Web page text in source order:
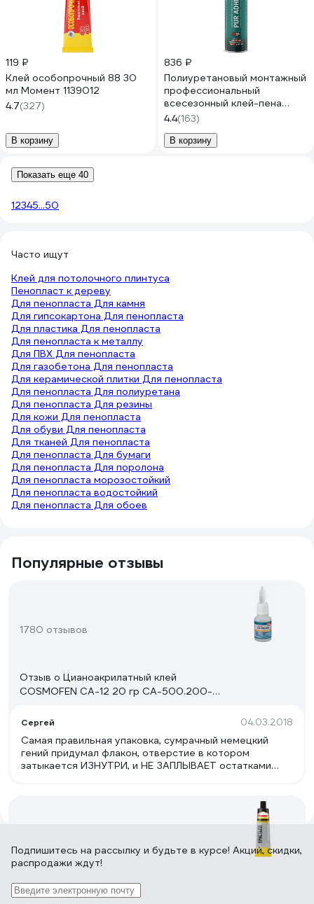
119 ₽
Клей особопрочный 88 30
мл Момент 1139012
4.7(327)
В корзину
836 ₽
Полиуретановый монтажный
профессиональный
всесезонный клей-пена
KUDO PROFF 14+ APS 1000
мл KUPP10UAPS
4.4(163)
В корзину
Показать еще 40
12345...50
Часто ищут
Клей для потолочного плинтуса
Пенопласт к дереву
Для пенопласта Для камня
Для гипсокартона Для пенопласта
Для пластика Для пенопласта
Для пенопласта к металлу
Для ПВХ Для пенопласта
Для газобетона Для пенопласта
Для керамической плитки Для пенопласта
Для пенопласта Для полиуретана
Для пенопласта Для резины
Для кожи Для пенопласта
Для обуви Для пенопласта
Для тканей Для пенопласта
Для пенопласта Для бумаги
Для пенопласта Для поролона
Для пенопласта морозостойкий
Для пенопласта водостойкий
Для пенопласта Для обоев
Популярные отзывы
1780 отзывов
Отзыв о Цианоакрилатный клей
COSMOFEN CA-12 20 гр CA-500.200-
Сергей 04.03.2018
Самая правильная упаковка, сумрачный немецкий
гений придумал флакон, отверстие в котором
затыкается ИЗНУТРИ, и НЕ ЗАПЛЫВАЕТ остатками
положил на полочку. Состав клея качественный,
Отзыв о Клей Кристалл 125 мл в шоу-
Подпишитесь на рассылку и будьте в курсе! Акции, скидки,
распродажи ждут!